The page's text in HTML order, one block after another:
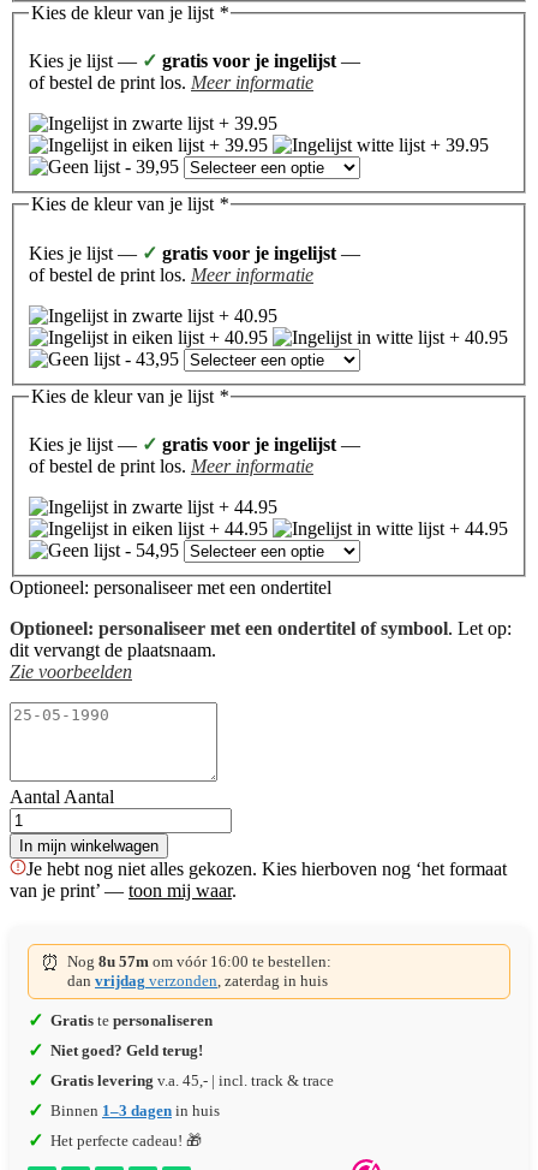
Kies de kleur van je lijst *
Kies je lijst — ✓ gratis voor je ingelijst —
of bestel de print los. Meer informatie
Kies de kleur van je lijst *
Kies je lijst — ✓ gratis voor je ingelijst —
of bestel de print los. Meer informatie
Kies de kleur van je lijst *
Kies je lijst — ✓ gratis voor je ingelijst—
of bestel de print los. Meer informatie
Optioneel: personaliseer met een ondertitel
Optioneel: personaliseer met een ondertitel of symbool. Let op:
dit vervangt de plaatsnaam.
Zie voorbeelden
AantalAantal
In mijn winkelwagen
Je hebt nog niet alles gekozen. Kies hierboven nog ‘het formaat
van je print’ — toon mij waar.
⏰ Nog 8u 57m om vóór 16:00 te bestellen:
dan vrijdag verzonden, zaterdag in huis
✓ Gratis te personaliseren
✓ Niet goed? Geld terug!
✓ Gratis levering v.a. 45,- | incl. track & trace
✓ Binnen 1–3 dagen in huis
✓ Het perfecte cadeau! 🎁